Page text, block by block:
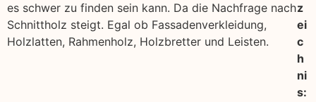
es schwer zu finden sein kann. Da die Nachfrage nach
Schnittholz steigt. Egal ob Fassadenverkleidung,
Holzlatten, Rahmenholz, Holzbretter und Leisten.
z
ei
c
h
ni
s: